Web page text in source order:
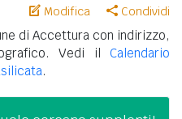
Modifica Condividi
di Accettura con indirizzo,
Vedi il Calendario
.